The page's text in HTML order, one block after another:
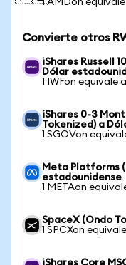
1 AMDon equivale
Convierte otros
iShares Russell
Dólar
1 IWFon equivale
iShares 0-3
Tokenized) a
1 SGOVon
Meta Platforms
estadounidense
1 METAon
SpaceX (Ondo
1 SPCXon
iShares Core